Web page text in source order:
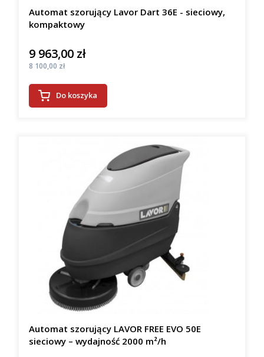
Automat szorujący Lavor Dart 36E - sieciowy,
kompaktowy
Cena
9 963,00 zł
Cena
8 100,00 zł
Do koszyka
Automat szorujący LAVOR FREE EVO 50E
sieciowy – wydajność 2000 m²/h